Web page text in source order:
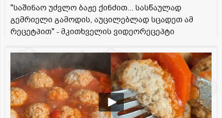
"საშინაო უძვლო ბაჟე ქინძით... სასწაულად
გემრიელი გამოდის, აუცილებლად სცადეთ ამ
რეცეტპით" - მკითხველის ვიდეორეცეპტი